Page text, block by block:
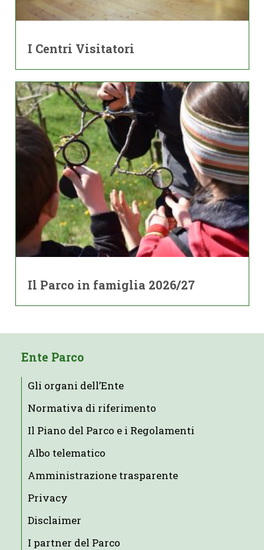
I Centri Visitatori
Il Parco in famiglia 2026/27
Ente Parco
Gli organi dell’Ente
Normativa di riferimento
Il Piano del Parco e i Regolamenti
Albo telematico
Amministrazione trasparente
Privacy
Disclaimer
I partner del Parco